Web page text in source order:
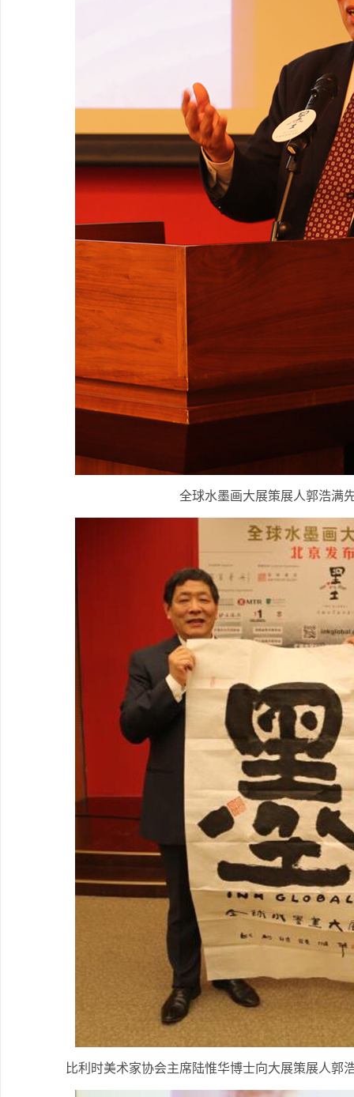
全球水墨画大展策展人郭浩满
比利时美术家协会主席陆惟华博士向大展策展人郭